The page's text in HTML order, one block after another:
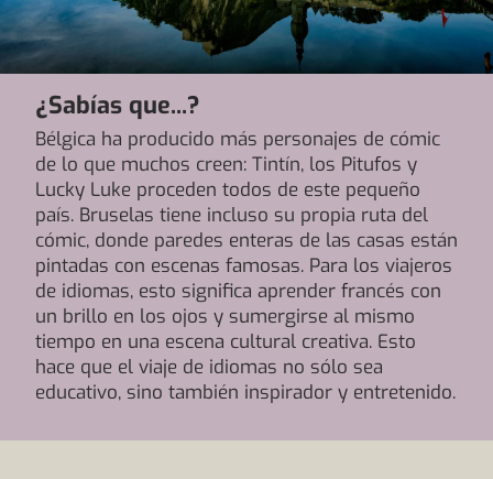
¿Sabías que...?
Bélgica ha producido más personajes de cómic
de lo que muchos creen: Tintín, los Pitufos y
Lucky Luke proceden todos de este pequeño
país. Bruselas tiene incluso su propia ruta del
cómic, donde paredes enteras de las casas están
pintadas con escenas famosas. Para los viajeros
de idiomas, esto significa aprender francés con
un brillo en los ojos y sumergirse al mismo
tiempo en una escena cultural creativa. Esto
hace que el viaje de idiomas no sólo sea
educativo, sino también inspirador y entretenido.